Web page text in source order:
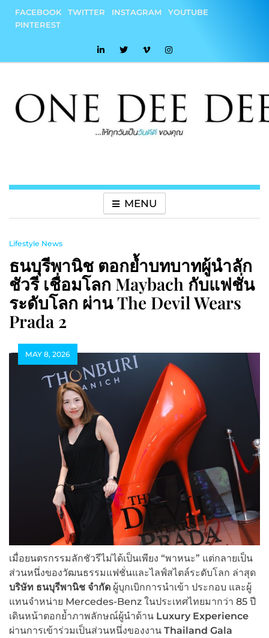
content
FACEBOOK TWITTER INSTAGRAM
YOUTUBE
PINTEREST
MENU
Lifestyle News
ธนบุรีพานิช ตอกย้ำบทบาทผู้นำลัก
ชัวรี เชื่อมโลก Maybach กับแฟชั่น
ระดับโลก ผ่าน The Devil Wears
Prada 2
MAY 8, 2026
เมื่อยนตรกรรมลักชัวรีไม่ได้เป็นเพียง “พาหนะ” แต่กลายเป็น
ส่วนหนึ่งของวัฒนธรรมแฟชั่นและไลฟ์สไตล์ระดับโลก ล่าสุด
บริษัท ธนบุรีพานิช จำกัด ผู้บุกเบิกการนำเข้า ประกอบ และผู้
แทนจำหน่าย Mercedes-Benz ในประเทศไทยมากว่า 85 ปี
เดินหน้าตอกย้ำภาพลักษณ์ผู้นำด้าน Luxury Experience
ผ่านการเข้าร่วมเป็นส่วนหนึ่งของงาน Thailand Gala